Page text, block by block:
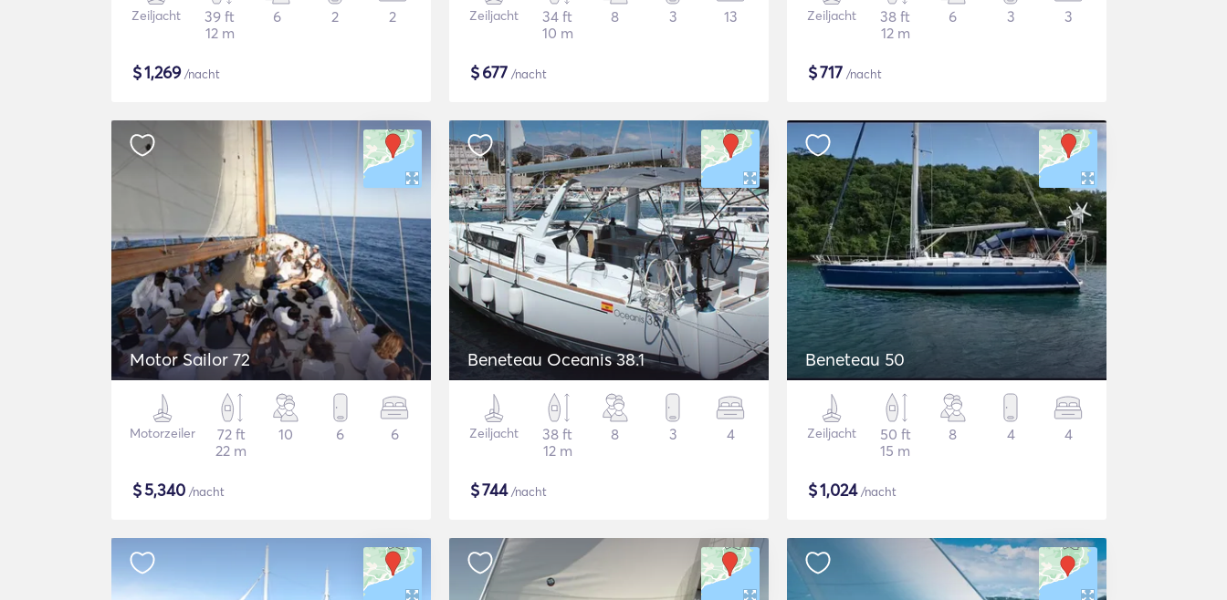
Zeiljacht
39 ft
12 m
6 2 2
$1,269/nacht
Zeiljacht
34 ft
10 m
8 3 13
$677 /nacht
Zeiljacht
38 ft
12 m
6 3 3
$717 /nacht
Motor Sailor 72
Motorzeiler
72 ft
22 m
10 6 6
$5,340 /nacht
Beneteau Oceanis 38.1
Zeiljacht
38 ft
12 m
8 3 4
$744/nacht
Beneteau 50
Zeiljacht
50 ft
15 m
8 4 4
$1,024/nacht